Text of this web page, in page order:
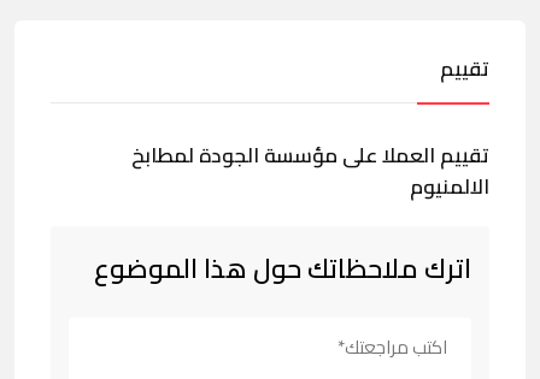
تقييم
تقييم العملا على مؤسسة الجودة لمطابخ
الالمنيوم
اترك ملاحظاتك حول هذا الموضوع